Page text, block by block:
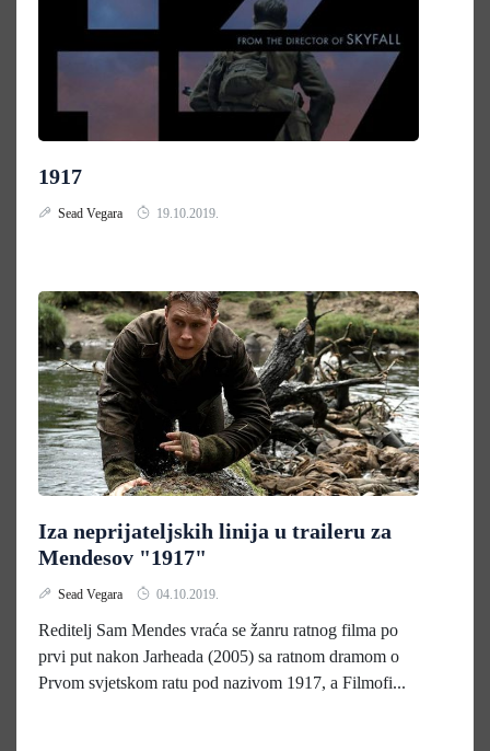
1917
Sead Vegara 19.10.2019.
Iza neprijateljskih linija u traileru za
Mendesov "1917"
Sead Vegara 04.10.2019.
Reditelj Sam Mendes vraća se žanru ratnog filma po
prvi put nakon Jarheada (2005) sa ratnom dramom o
Prvom svjetskom ratu pod nazivom 1917, a Filmofi...